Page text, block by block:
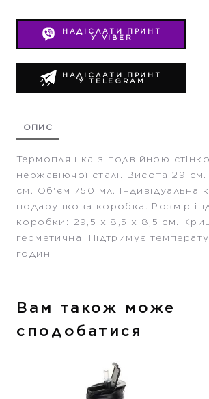
НАДІСЛАТИ ПРИНТ
У VIBER
НАДІСЛАТИ ПРИНТ
У TELEGRAM
ОПИС
Термопляшка з подвійною
нержавіючої сталі. Висота 29
см. Об'єм 750 мл. Індивідуальна
подарункова коробка. Розмір
коробки: 29,5 х 8,5 х 8,5 см.
герметична. Підтримує
годин
Вам також може
сподобатися